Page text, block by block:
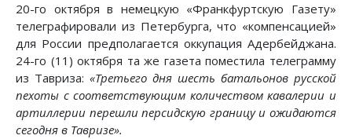
20-го октября в немецкую «Франкфуртскую Газету»
телеграфировали из Петербурга, что «компенсацией»
для России предполагается оккупация Адербейджана.
24-го (11) октября та же газета поместила телеграмму
из Тавриза: «Третьего дня шесть батальонов русской
пехоты с соответствующим количеством кавалерии и
артиллерии перешли персидскую границу и ожидаются
сегодня в Тавризе».